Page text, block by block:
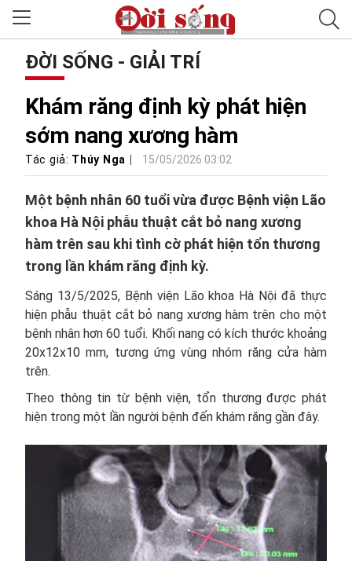
ĐỜI SỐNG - GIẢI TRÍ
Khám răng định kỳ phát hiện
sớm nang xương hàm
Tác giả: Thúy Nga 15/05/2026 03:02
Một bệnh nhân 60 tuổi vừa được Bệnh viện Lão
khoa Hà Nội phẫu thuật cắt bỏ nang xương
hàm trên sau khi tình cờ phát hiện tổn thương
trong lần khám răng định kỳ.
Sáng 13/5/2025, Bệnh viện Lão khoa Hà Nội đã thực
hiện phẫu thuật cắt bỏ nang xương hàm trên cho một
bệnh nhân hơn 60 tuổi. Khối nang có kích thước khoảng
20x12x10 mm, tương ứng vùng nhóm răng cửa hàm
trên.
Theo thông tin từ bệnh viện, tổn thương được phát
hiện trong một lần người bệnh đến khám răng gần đây.